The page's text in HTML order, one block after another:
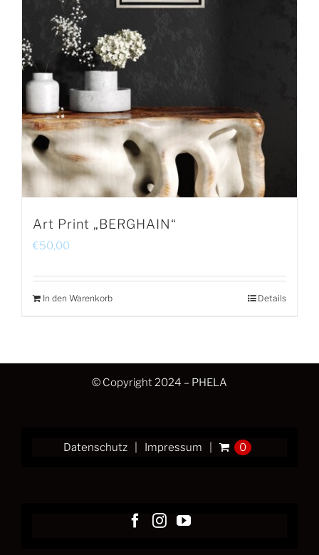
Art Print „BERGHAIN“
€50,00
In den Warenkorb Details
© Copyright 2024 – PHELA
Datenschutz Impressum 0